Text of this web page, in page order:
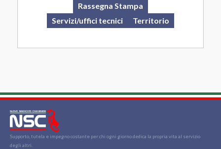
Rassegna Stampa
Servizi/uffici tecnici
Territorio
Supporto, tutela e impegno costante per chi ogni giorno dedica la propria vita al servizio
degli altri.